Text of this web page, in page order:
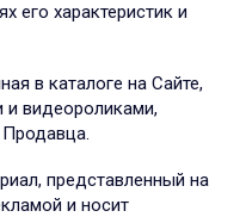
его характеристик и
в каталоге на Сайте,
видеороликами,
представленный на
и носит